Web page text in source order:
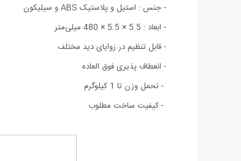
- جنس : استیل و پلاستیک ABS و سیلیکون
- ابعاد : 5.5 × 5.5 × 480 میلی‌متر
- قابل تنظیم در زوایای دید مختلف
- انعطاف پذیری فوق العاده
- تحمل وزن تا 1 کیلوگرم
- کیفیت ساخت مطلوب